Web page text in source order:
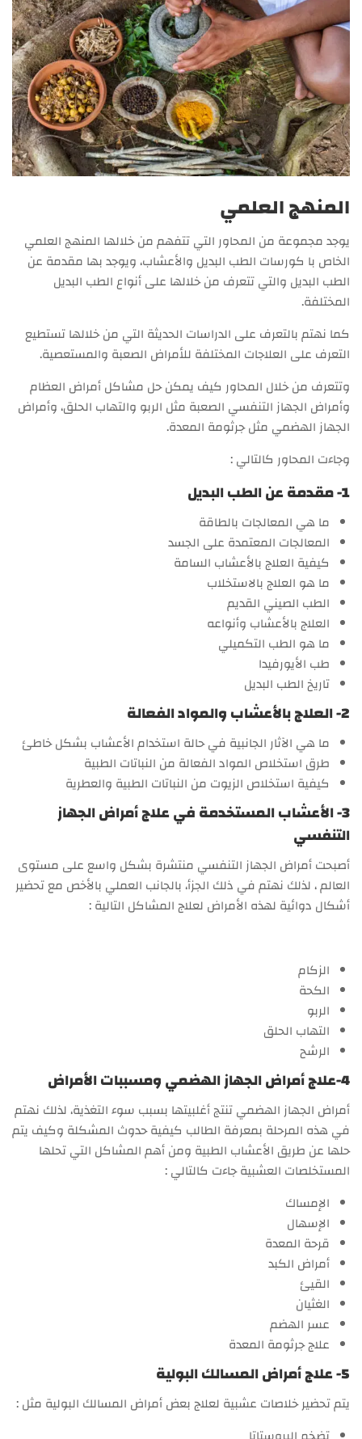
المنهج العلمي
يوجد مجموعة من المحاور التي تتفهم من خلالها المنهج العلمي
الخاص با كورسات الطب البديل والأعشاب، ويوجد بها مقدمة عن
الطب البديل والتي تتعرف من خلالها على أنواع الطب البديل
المختلفة.
كما نهتم بالتعرف على الدراسات الحديثة التي من خلالها تستطيع
التعرف على العلاجات المختلفة للأمراض الصعبة والمستعصية.
وتتعرف من خلال المحاور كيف يمكن حل مشاكل أمراض العظام
وأمراض الجهاز التنفسي الصعبة مثل الربو والتهاب الحلق، وأمراض
الجهاز الهضمي مثل جرثومة المعدة.
وجاءت المحاور كالتالي :
1- مقدمة عن الطب البديل
ما هي المعالجات بالطاقة
المعالجات المعتمدة على الجسد
كيفية العلاج بالأعشاب السامة
ما هو العلاج بالاستخلاب
الطب الصيني القديم
العلاج بالأعشاب وأنواعه
ما هو الطب التكميلي
طب الأيورفيدا
تاريخ الطب البديل
2- العلاج بالأعشاب والمواد الفعالة
ما هي الآثار الجانبية في حالة استخدام الأعشاب بشكل خاطئ
طرق استخلاص المواد الفعالة من النباتات الطبية
كيفية استخلاص الزيوت من النباتات الطبية والعطرية
3- الأعشاب المستخدمة في علاج أمراض الجهاز
التنفسي
أصبحت أمراض الجهاز التنفسي منتشرة بشكل واسع على مستوى
العالم ، لذلك نهتم في ذلك الجزأ، بالجانب العملي بالأخص مع تحضير
أشكال دوائية لهذه الأمراض لعلاج المشاكل التالية :
الزكام
الكحة
الربو
التهاب الحلق
الرشح
4-علاج أمراض الجهاز الهضمي ومسببات الأمراض
أمراض الجهاز الهضمي تنتج أغلبيتها بسبب سوء التغذية، لذلك نهتم
في هذه المرحلة بمعرفة الطالب كيفية حدوث المشكلة وكيف يتم
حلها عن طريق الأعشاب الطبية ومن أهم المشاكل التي تحلها
المستخلصات العشبية جاءت كالتالي :
الإمساك
الإسهال
قرحة المعدة
أمراض الكبد
القيئ
الغثيان
عسر الهضم
علاج جرثومة المعدة
5- علاج أمراض المسالك البولية
يتم تحضير خلاصات عشبية لعلاج بعض أمراض المسالك البولية مثل :